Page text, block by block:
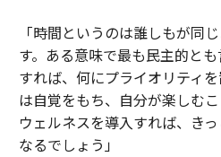
「時間というのは誰しもが同
す。ある意味で最も民主的と
すれば、何にプライオリティ
は自覚をもち、自分が楽しむこ
ウェルネスを導入すれば、き
なるでしょう」